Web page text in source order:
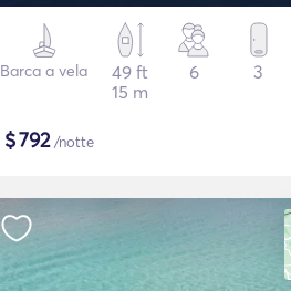
Barca a vela
49 ft
15 m
6 3
$792/notte